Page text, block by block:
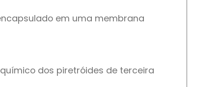
em uma membrana
dos piretróides de terceira